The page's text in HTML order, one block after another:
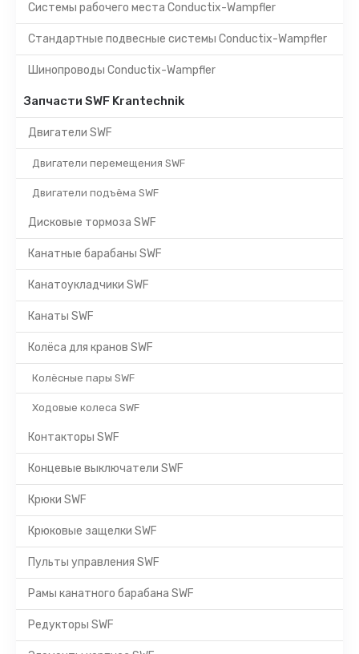
Системы рабочего места Conductix-Wampfler
Стандартные подвесные системы Conductix-Wampfler
Шинопроводы Conductix-Wampfler
Запчасти SWF Krantechnik
Двигатели SWF
Двигатели перемещения SWF
Двигатели подъёма SWF
Дисковые тормоза SWF
Канатные барабаны SWF
Канатоукладчики SWF
Канаты SWF
Колёса для кранов SWF
Колёсные пары SWF
Ходовые колеса SWF
Контакторы SWF
Концевые выключатели SWF
Крюки SWF
Крюковые защелки SWF
Пульты управления SWF
Рамы канатного барабана SWF
Редукторы SWF